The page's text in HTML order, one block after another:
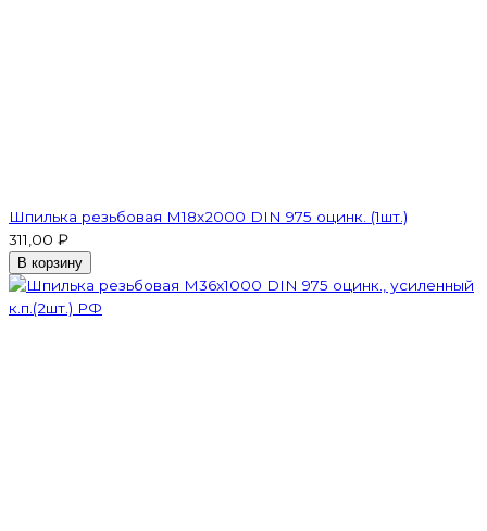
Шпилька резьбовая M18x2000 DIN 975 оцинк. (1шт.)
311,00 ₽
В корзину